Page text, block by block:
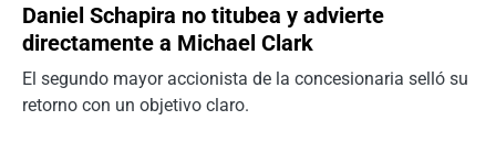
Daniel Schapira no titubea y advierte
directamente a Michael Clark
El segundo mayor accionista de la concesionaria selló su
retorno con un objetivo claro.